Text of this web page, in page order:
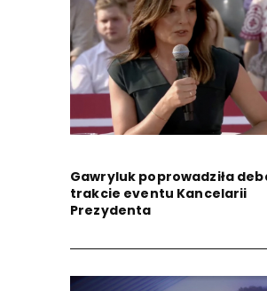
Gawryluk poprowadziła
trakcie eventu Kancelarii
Prezydenta